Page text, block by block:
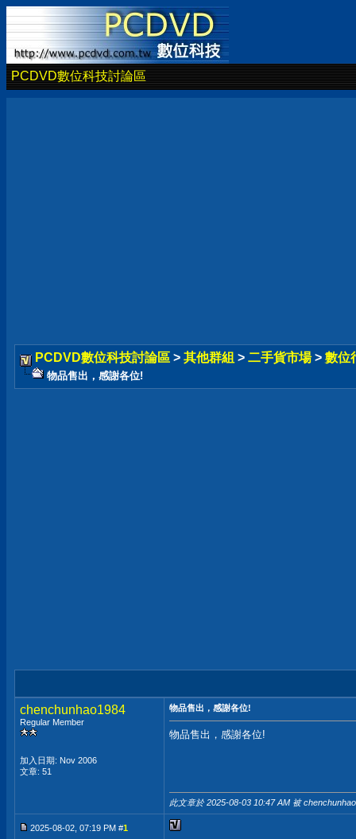
PCDVD數位科技討論區
PCDVD數位科技討論區 > 其他群組 > 二手貨市場 > 數位
物品售出，感謝各位!
chenchunhao1984
Regular Member
加入日期: Nov 2006
文章: 51
物品售出，感謝各位!
物品售出，感謝各位!
此文章於 2025-08-03 10:47 AM 被
2025-08-02, 07:19 PM #1